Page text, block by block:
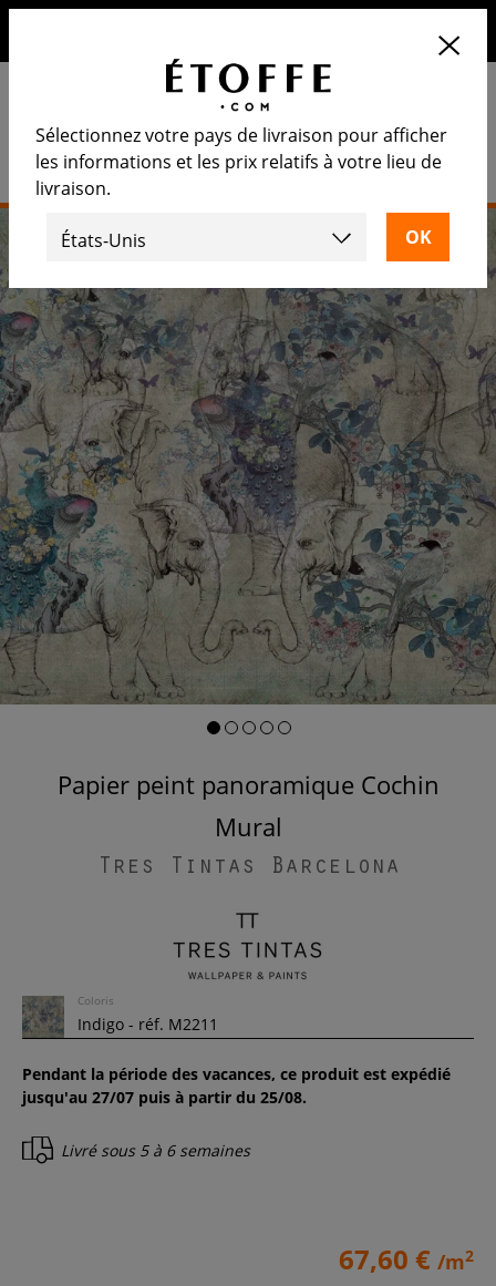
Papier peint panoramique Cochin
Mural
Tres Tintas Barcelona
Coloris
Pendant la période des vacances, ce produit est expédié
jusqu'au 27/07 puis à partir du 25/08.
Livré sous 5 à 6 semaines
67,60 € /m2
Sélectionnez votre pays de livraison pour afficher
les informations et les prix relatifs à votre lieu de
livraison.